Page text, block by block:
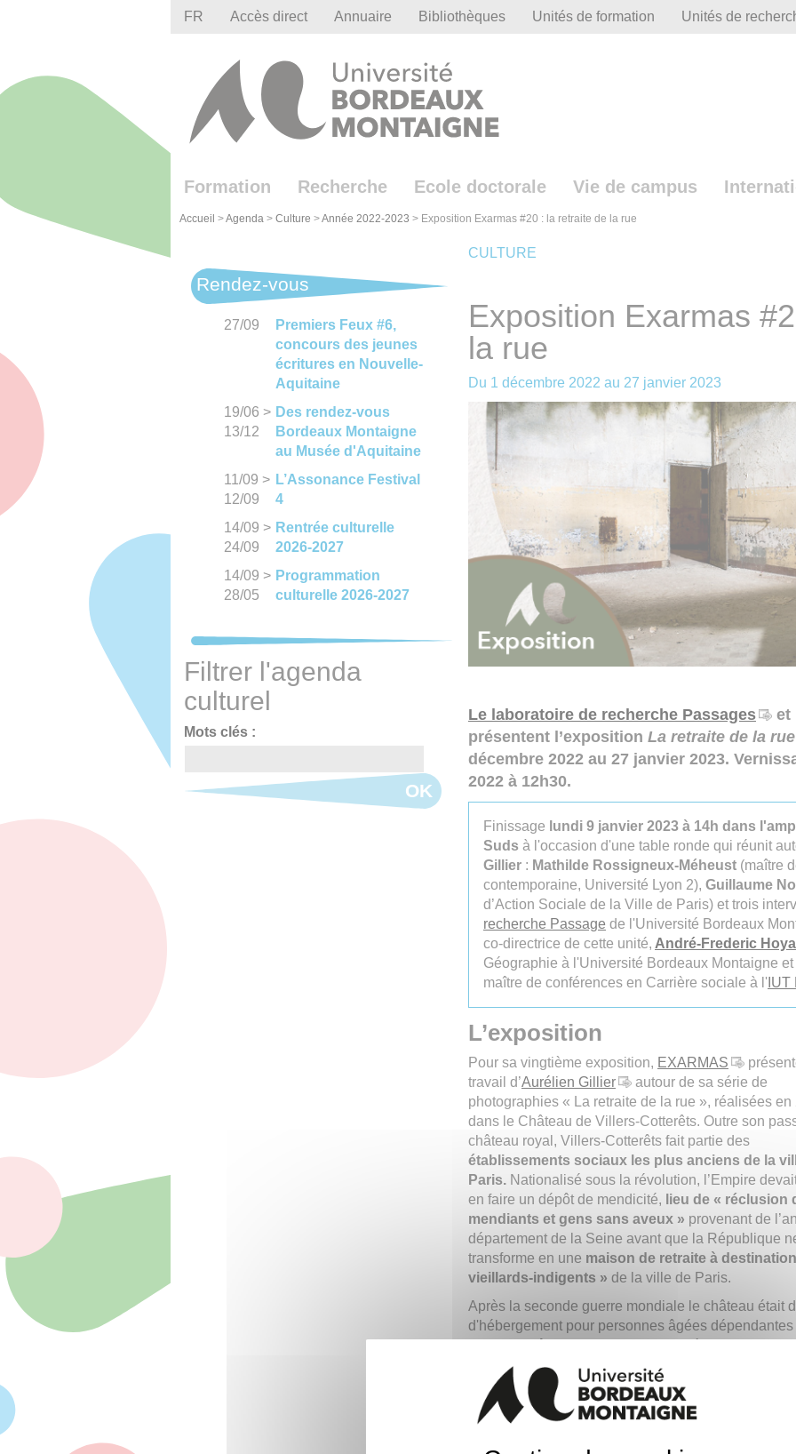
FR Accès direct Annuaire Bibliothèques Unités de formation Unités de
Formation Recherche Ecole doctorale Vie de campus
Accueil >Agenda > Culture >Année 2022-2023 > Exposition Exarmas #20 : la retraite de la rue
CULTURE
Exposition Exarmas
la rue
Du 1 décembre 2022 au 27 janvier 2023
Le laboratoire de recherche Passages
et
présentent l’exposition La retraite de la rue
décembre 2022 au 27 janvier 2023.
2022 à 12h30.
Finissage lundi 9 janvier 2023 à 14h dans
Suds à l'occasion d'une table ronde qui réunit
Gillier : Mathilde Rossigneux-Méheust(maître
contemporaine, Université Lyon 2), Guillaume
d’Action Sociale de la Ville de Paris) et trois
recherche Passage de l'Université Bordeaux
co-directrice de cette unité, André-Frederic
Géographie à l'Université Bordeaux Montaigne et
maître de conférences en Carrière sociale à l'
L’exposition
Pour sa vingtième exposition, EXARMAS
travail d’Aurélien Gillier
autour de sa série de
photographies « La retraite de la rue », réalisées en
dans le Château de Villers-Cotterêts. Outre son
château royal, Villers-Cotterêts fait partie des
établissements sociaux les plus anciens de la
Paris. Nationalisé sous la révolution, l’Empire
en faire un dépôt de mendicité, lieu de « réclusion
mendiants et gens sans aveux » provenant de
département de la Seine avant que la République
transforme en une maison de retraite à
vieillards-indigents » de la ville de Paris.
Après la seconde guerre mondiale le château était
d'hébergement pour personnes âgées
2014, le château est en ruine et le
supposer aucune réhabilitation. Finalement
le centre de la francophonie voulu par Emmanuel
clôturer deux siècles d’évolution des prises en
en institution.
Rendez-vous
27/09
Premiers Feux #6,
concours des jeunes
écritures en Nouvelle-
Aquitaine
19/06 >
13/12
Des rendez-vous
Bordeaux Montaigne
au Musée d'Aquitaine
11/09 >
12/09
L’Assonance Festival
4
14/09 >
24/09
Rentrée culturelle
2026-2027
14/09 >
28/05
Programmation
culturelle 2026-2027
Filtrer l'agenda
culturel
Mots clés :
OK